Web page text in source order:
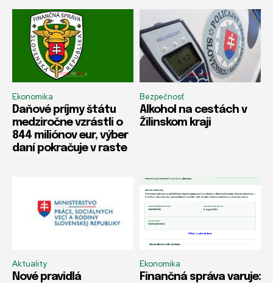
Ekonomika
Daňové príjmy štátu
medziročne vzrástli o
844 miliónov eur, výber
daní pokračuje v raste
Bezpečnosť
Alkohol na cestách v
Žilinskom kraji
Aktuality
Nové pravidlá
Ekonomika
Finančná správa varuje: